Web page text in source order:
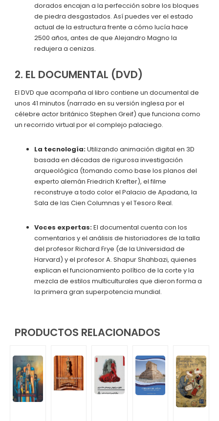
dorados encajan a la perfección sobre los bloques
de piedra desgastados. Así puedes ver el estado
actual de la estructura frente a cómo lucía hace
2500 años, antes de que Alejandro Magno la
redujera a cenizas.
2. EL DOCUMENTAL (DVD)
El DVD que acompaña al libro contiene un documental de
unos 41 minutos (narrado en su versión inglesa por el
célebre actor británico Stephen Greif) que funciona como
un recorrido virtual por el complejo palaciego.
La tecnología:Utilizando animación digital en 3D
basada en décadas de rigurosa investigación
arqueológica (tomando como base los planos del
experto alemán Friedrich Krefter), el filme
reconstruye a todo color el Palacio de Apadana, la
Sala de las Cien Columnas y el Tesoro Real.
Voces expertas:El documental cuenta con los
comentarios y el análisis de historiadores de la talla
del profesor Richard Frye (de la Universidad de
Harvard) y el profesor A. Shapur Shahbazi, quienes
explican el funcionamiento político de la corte y la
mezcla de estilos multiculturales que dieron forma a
la primera gran superpotencia mundial.
PRODUCTOS RELACIONADOS